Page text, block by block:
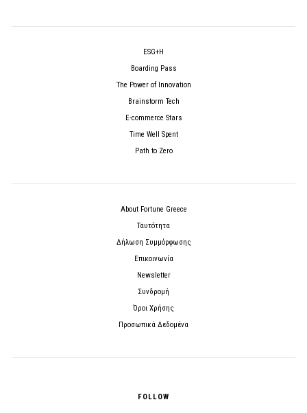
ESG+H
Boarding Pass
The Power of Innovation
Brainstorm Tech
E-commerce Stars
Time Well Spent
Path to Zero
About Fortune Greece
Ταυτότητα
Δήλωση Συμμόρφωσης
Επικοινωνία
Newsletter
Συνδρομή
Όροι Χρήσης
Προσωπικά Δεδομένα
FOLLOW